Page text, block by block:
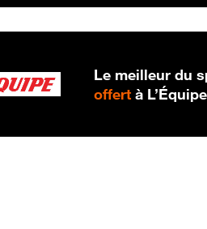
Le meilleur du
offert à